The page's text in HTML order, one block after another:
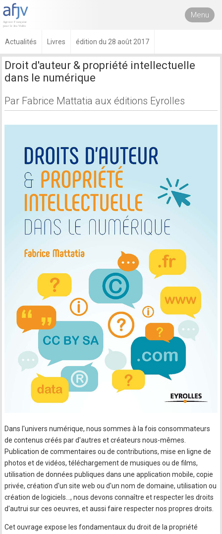
Menu
Actualités Livres édition du 28 août 2017
Droit d'auteur & propriété intellectuelle
dans le numérique
Par Fabrice Mattatia aux éditions Eyrolles
Dans l'univers numérique, nous sommes à la fois consommateurs
de contenus créés par d'autres et créateurs nous-mêmes.
Publication de commentaires ou de contributions, mise en ligne de
photos et de vidéos, téléchargement de musiques ou de films,
utilisation de données publiques dans une application mobile, copie
privée, création d'un site web ou d'un nom de domaine, utilisation ou
création de logiciels…, nous devons connaître et respecter les droits
d'autrui sur ces oeuvres, et aussi faire respecter nos propres droits.
Cet ouvrage expose les fondamentaux du droit de la propriété